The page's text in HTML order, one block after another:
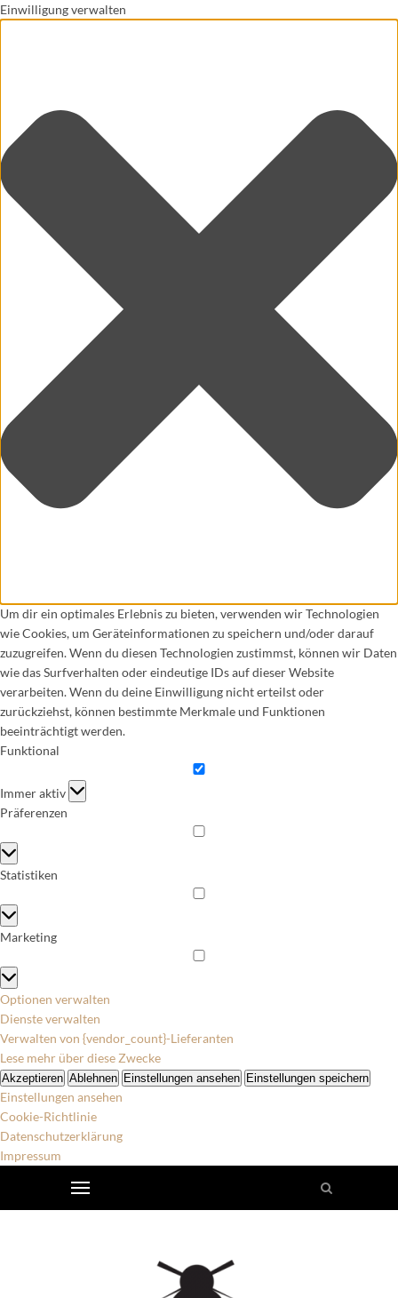
Einwilligung verwalten
Um dir ein optimales Erlebnis zu bieten, verwenden wir Technologien
wie Cookies, um Geräteinformationen zu speichern und/oder darauf
zuzugreifen. Wenn du diesen Technologien zustimmst, können wir Daten
wie das Surfverhalten oder eindeutige IDs auf dieser Website
verarbeiten. Wenn du deine Einwilligung nicht erteilst oder
zurückziehst, können bestimmte Merkmale und Funktionen
beeinträchtigt werden.
Funktional
Funktional
Immer aktiv
Präferenzen
Präferenzen
Statistiken
Statistiken
Marketing
Marketing
Optionen verwalten
Dienste verwalten
Verwalten von {vendor_count}-Lieferanten
Lese mehr über diese Zwecke
Akzeptieren Ablehnen Einstellungen ansehen Einstellungen speichern
Einstellungen ansehen
Cookie-Richtlinie
Datenschutzerklärung
Impressum